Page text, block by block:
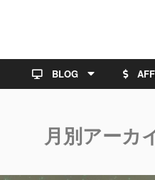
BLOG
月別アーカ